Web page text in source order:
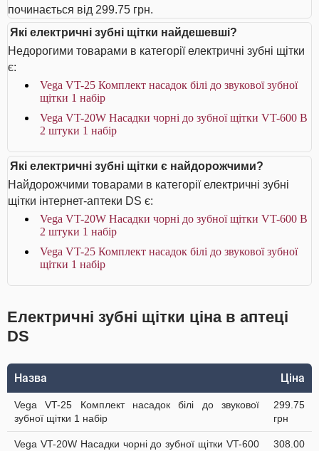
починається від 299.75 грн.
Які електричні зубні щітки найдешевші?
Недорогими товарами в категорії електричні зубні щітки
є:
Vega VT-25 Комплект насадок білі до звукової зубної
щітки 1 набір
Vega VT-20W Насадки чорні до зубної щітки VT-600 В
2 штуки 1 набір
Які електричні зубні щітки є найдорожчими?
Найдорожчими товарами в категорії електричні зубні
щітки інтернет-аптеки DS є:
Vega VT-20W Насадки чорні до зубної щітки VT-600 В
2 штуки 1 набір
Vega VT-25 Комплект насадок білі до звукової зубної
щітки 1 набір
Електричні зубні щітки ціна в аптеці
DS
Назва Ціна
Vega VT-25 Комплект насадок білі до звукової
зубної щітки 1 набір
299.75
грн
Vega VT-20W Насадки чорні до зубної щітки VT-600
308.00